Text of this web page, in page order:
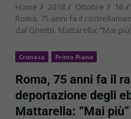
Home 2018 Ottobre
16
Roma, 75 anni fa il
dal Ghetto. Mattarella: “Mai
Cronaca Primo Piano
Roma, 75 anni fa il
deportazione degli
Mattarella: “Mai più”